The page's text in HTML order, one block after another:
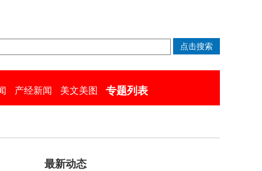
产经新闻 美文美图 专题列表
最新动态